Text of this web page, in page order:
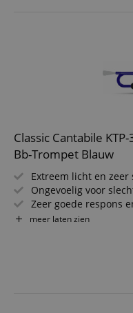
Classic Cantabile
Bb-Trompet Blauw
Extreem licht en zeer
Ongevoelig voor
Zeer goede respons
Materiaal: ABS-
Kleur van het
meer laten zien